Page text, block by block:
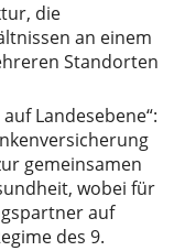
die
an einem
Standorten
Landesebene“:
gemeinsamen
wobei für
auf
des 9.